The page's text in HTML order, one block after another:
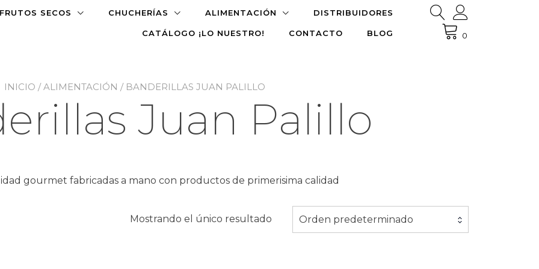
FRUTOS SECOS CHUCHERÍAS ALIMENTACIÓN DISTRIBUIDORES
CATÁLOGO ¡LO NUESTRO! CONTACTO BLOG 0
INICIO /ALIMENTACIÓN / BANDERILLAS JUAN PALILLO
Juan Palillo
gourmet fabricadas a mano con productos de primerisima calidad
Mostrando el único resultado Orden predeterminado